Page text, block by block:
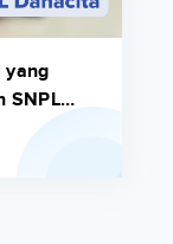
yang
SNPL